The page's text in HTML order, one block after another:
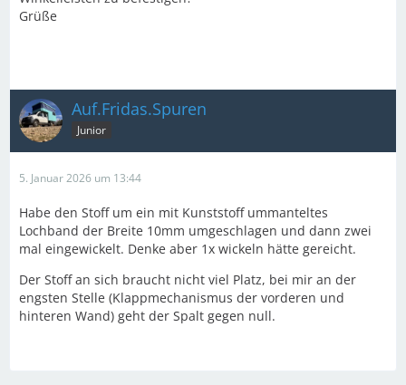
Grüße
Auf.Fridas.Spuren
Junior
5. Januar 2026 um 13:44
Habe den Stoff um ein mit Kunststoff ummanteltes
Lochband der Breite 10mm umgeschlagen und dann zwei
mal eingewickelt. Denke aber 1x wickeln hätte gereicht.
Der Stoff an sich braucht nicht viel Platz, bei mir an der
engsten Stelle (Klappmechanismus der vorderen und
hinteren Wand) geht der Spalt gegen null.